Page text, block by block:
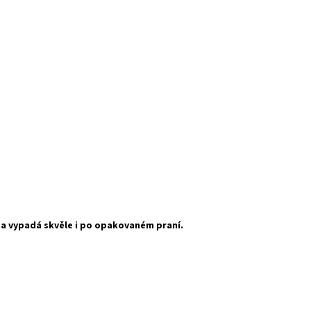
vypadá skvěle i po opakovaném praní.